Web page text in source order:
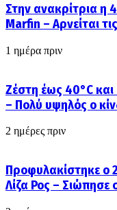
Στην ανακρίτρια η
Marfin – Αρνείται
1 ημέρα πριν
Ζέστη έως 40°C και
– Πολύ υψηλός ο
2 ημέρες πριν
Προφυλακίστηκε ο
Λίζα Ρος – Σιώπησε